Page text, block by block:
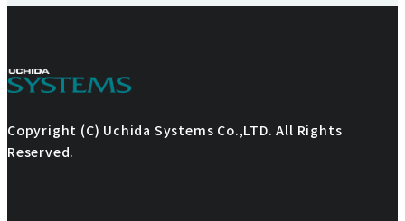
Copyright (C) Uchida Systems Co.,LTD. All Rights
Reserved.